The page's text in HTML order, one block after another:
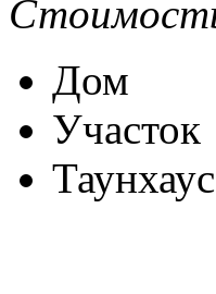
Дом
Участок
Таунхаус